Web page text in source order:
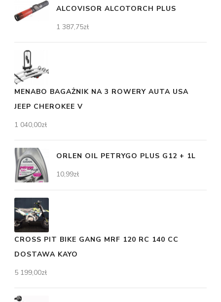
ALCOVISOR ALCOTORCH PLUS
1 387,75zł
MENABO BAGAŻNIK NA 3 ROWERY AUTA USA
JEEP CHEROKEE V
1 040,00zł
ORLEN OIL PETRYGO PLUS G12 + 1L
10,99zł
CROSS PIT BIKE GANG MRF 120 RC 140 CC
DOSTAWA KAYO
5 199,00zł